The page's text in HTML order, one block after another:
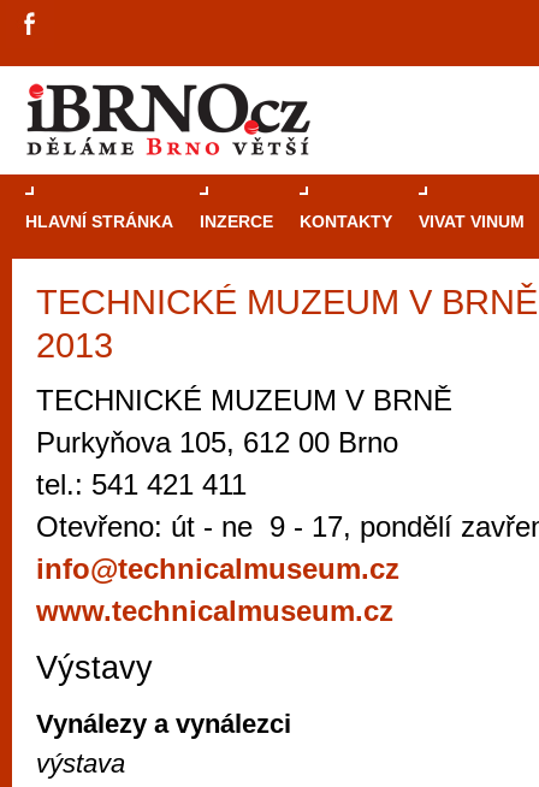
HLAVNÍ STRÁNKA INZERCE KONTAKTY VIVAT VINUM
TECHNICKÉ MUZEUM V
2013
TECHNICKÉ MUZEUM V BRNĚ
Purkyňova 105, 612 00 Brno
tel.: 541 421 411
Otevřeno: út - ne 9 - 17, pondělí
info@technicalmuseum.cz
www.technicalmuseum.cz
Výstavy
Vynálezy a vynálezci
výstava
Průvodce
automaty
Brno je
Mimo jiné je ale také místem, kde si
vyzkoušet různé kasinové hry. V
metropoli naleznete širokou nabídku her
po moderní automaty jak pro pravidelné
příležitostné hráče. V...